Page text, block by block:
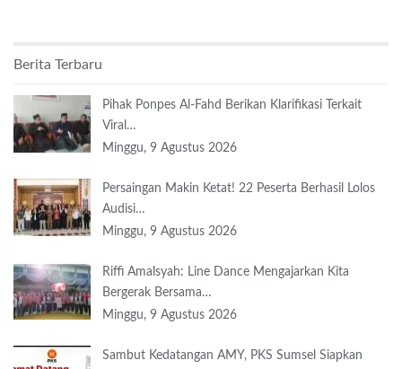
Berita Terbaru
Pihak Ponpes Al-Fahd Berikan Klarifikasi Terkait
Viral…
Minggu, 9 Agustus 2026
Persaingan Makin Ketat! 22 Peserta Berhasil Lolos
Audisi…
Minggu, 9 Agustus 2026
Riffi Amalsyah: Line Dance Mengajarkan Kita
Bergerak Bersama…
Minggu, 9 Agustus 2026
Sambut Kedatangan AMY, PKS Sumsel Siapkan